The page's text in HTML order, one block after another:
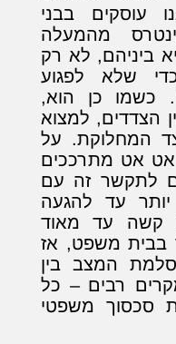
עוסקים בבני
מהמעלה
ביניהם, לא רק
שלא לפגוע
כשמו כן הוא,
הצדדים, למצוא
המחלוקת. על
אט אט מתרככים
לתקשר זה עם
עד להגעה
קשה עד מאוד
בבית משפט, אז
המצב בין
רבים – כל
סכסוך משפטי